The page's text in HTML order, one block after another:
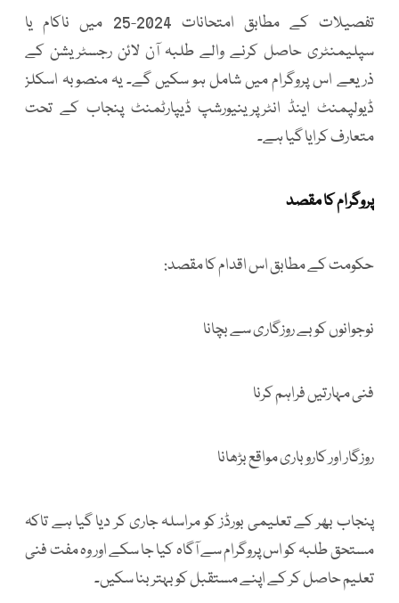
تفصیلات کے مطابق امتحانات 2024-25 میں ناکام یا
سپلیمنٹری حاصل کرنے والے طلبہ آن لائن رجسٹریشن کے
ذریعے اس پروگرام میں شامل ہو سکیں گے۔ یہ منصوبہ اسکلز
ڈیولپمنٹ اینڈ انٹرپرینیورشپ ڈیپارٹمنٹ پنجاب کے تحت
متعارف کرایا گیا ہے۔
پروگرام کا مقصد
حکومت کے مطابق اس اقدام کا مقصد:
نوجوانوں کو بے روزگاری سے بچانا
فنی مہارتیں فراہم کرنا
روزگار اور کاروباری مواقع بڑھانا
پنجاب بھر کے تعلیمی بورڈز کو مراسلہ جاری کر دیا گیا ہے تاکہ
مستحق طلبہ کو اس پروگرام سے آگاہ کیا جا سکے اور وہ مفت فنی
تعلیم حاصل کر کے اپنے مستقبل کو بہتر بنا سکیں۔